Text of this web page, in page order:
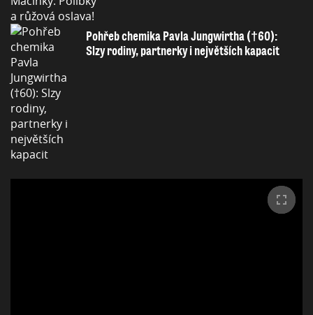
Pohřeb chemika Pavla Jungwirtha (†60):
Slzy rodiny, partnerky i největších kapacit